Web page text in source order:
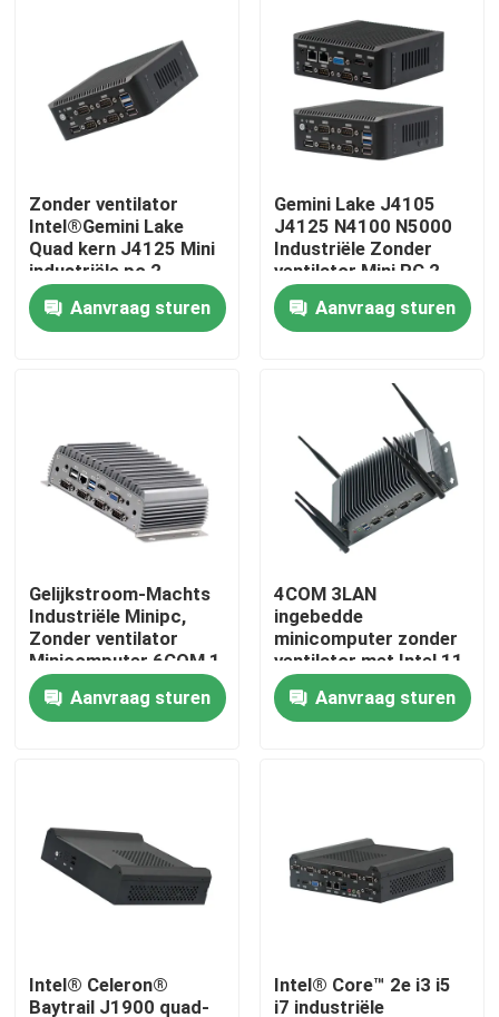
Producten
Over ons
Fabrieksreis
Kwaliteitscontrole
Contacteer ons
Industrieel Mini Pc
ruwe tabletpc
Zonder ventilator
Intel®Gemini Lake
Quad kern J4125 Mini
industriële pc 2
Gigabyte NIC 6COM
Nuc Aanvraag sturen
Gemini Lake J4105
J4125 N4100 N5000
Industriële Zonder
ventilator Mini PC 2
LAN 6COM Nuc
Aanvraag sturen
Gelijkstroom-Machts
Industriële Minipc,
Zonder ventilator
Minicomputer 6COM 1
LAN vierlingkern
J4205Aanvraag sturen
4COM 3LAN
ingebedde
minicomputer zonder
ventilator met Intel 11
Gen Tiger Lake 6305
CPU Aanvraag sturen
Intel® Celeron®
Baytrail J1900 quad-
Intel® Core™ 2e i3 i5
i7 industriële